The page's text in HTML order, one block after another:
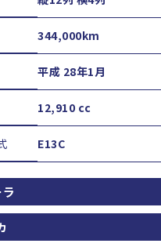
344,000km
平成 28年1月
12,910 cc
E13C